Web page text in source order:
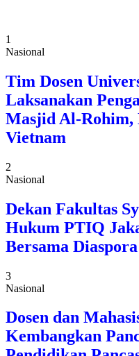
1
Nasional
Tim Dosen
Laksanakan
Masjid Al-
Vietnam
2
Nasional
Dekan Fakultas
Hukum PTIQ
Bersama
3
Nasional
Dosen dan
Kembangkan